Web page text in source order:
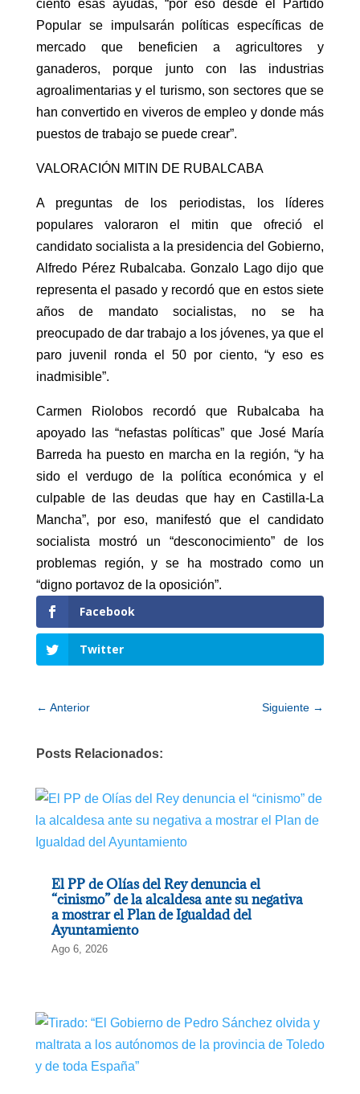
ciento esas ayudas, “por eso desde el Partido
Popular se impulsarán políticas específicas de
mercado que beneficien a agricultores y
ganaderos, porque junto con las industrias
agroalimentarias y el turismo, son sectores que se
han convertido en viveros de empleo y donde más
puestos de trabajo se puede crear”.
VALORACIÓN MITIN DE RUBALCABA
A preguntas de los periodistas, los líderes
populares valoraron el mitin que ofreció el
candidato socialista a la presidencia del Gobierno,
Alfredo Pérez Rubalcaba. Gonzalo Lago dijo que
representa el pasado y recordó que en estos siete
años de mandato socialistas, no se ha
preocupado de dar trabajo a los jóvenes, ya que el
paro juvenil ronda el 50 por ciento, “y eso es
inadmisible”.
Carmen Riolobos recordó que Rubalcaba ha
apoyado las “nefastas políticas” que José María
Barreda ha puesto en marcha en la región, “y ha
sido el verdugo de la política económica y el
culpable de las deudas que hay en Castilla-La
Mancha”, por eso, manifestó que el candidato
socialista mostró un “desconocimiento” de los
problemas región, y se ha mostrado como un
“digno portavoz de la oposición”.
Facebook
Twitter
← Anterior Siguiente →
Posts Relacionados:
El PP de Olías del Rey denuncia el
“cinismo” de la alcaldesa ante su negativa
a mostrar el Plan de Igualdad del
Ayuntamiento
Ago 6, 2026